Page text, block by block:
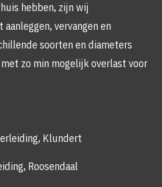
hebben, zijn wij
vervangen en
soorten en diameters
zo min mogelijk overlast voor
Klundert
Roosendaal